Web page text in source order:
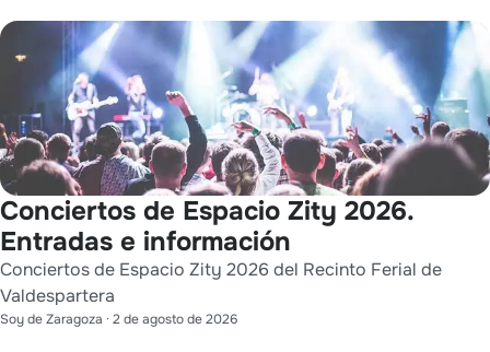
Conciertos de Espacio Zity 2026.
Entradas e información
Conciertos de Espacio Zity 2026 del Recinto Ferial de
Valdespartera
Soy de Zaragoza · 2 de agosto de 2026